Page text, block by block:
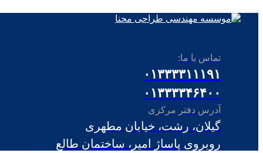
تماس با ما:
۰۱۳۳۳۳۱۱۱۹۱
۰۱۳۳۳۳۴۶۴۰۰
آدرس دفتر مرکزی
گیلان، رشت، خیابان مطهری
روبروی پاساژ امیر، ساختمان طالع